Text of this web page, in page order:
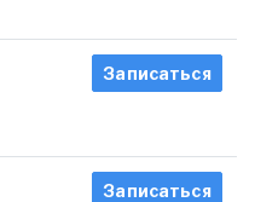
Записаться
Записаться